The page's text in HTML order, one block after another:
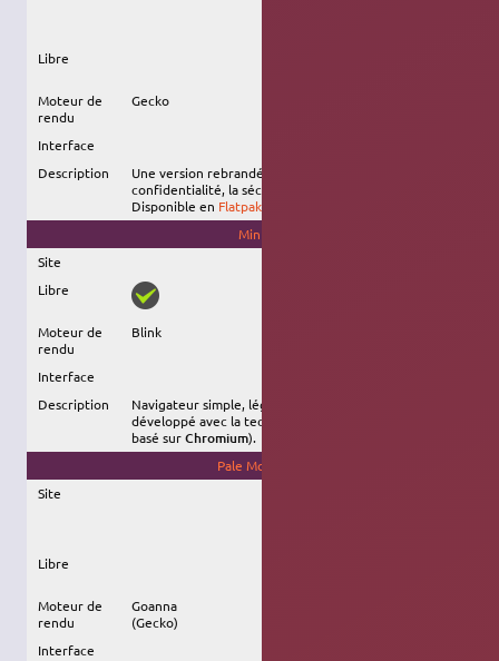
Libre
Moteur de
rendu
Gecko
Interface
Description
Une version rebrandée de
confidentialité, la sécurité et le libre.
Disponible en Flatpak
Min
Site
Libre
Moteur de
rendu
Blink
Interface
Description
Navigateur simple, léger et multiplateforme, Min est
développé avec la technologie Electron (elle-même
basé surChromium).
Pale Moon
Site
Libre
Moteur de
rendu
Goanna
(Gecko)
Interface